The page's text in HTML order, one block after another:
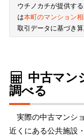
ウチノカチが提供す
は本町のマンション
取引データに基づき算
中古マン
調べる
実際の中古マンシ
近くにある公共施設